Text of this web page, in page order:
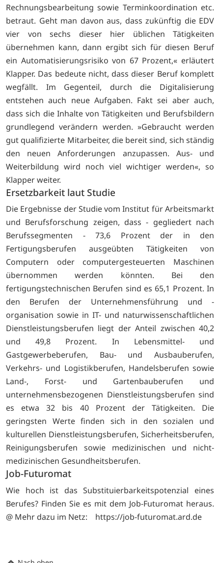
Rechnungsbearbeitung sowie Terminkoordination etc.
betraut. Geht man davon aus, dass zukünftig die EDV
vier von sechs dieser hier üblichen Tätigkeiten
übernehmen kann, dann ergibt sich für diesen Beruf
ein Automatisierungsrisiko von 67 Prozent,« erläutert
Klapper. Das bedeute nicht, dass dieser Beruf komplett
wegfällt. Im Gegenteil, durch die Digitalisierung
entstehen auch neue Aufgaben. Fakt sei aber auch,
dass sich die Inhalte von Tätigkeiten und Berufsbildern
grundlegend verändern werden. »Gebraucht werden
gut qualifizierte Mitarbeiter, die bereit sind, sich ständig
den neuen Anforderungen anzupassen. Aus- und
Weiterbildung wird noch viel wichtiger werden«, so
Klapper weiter.
Ersetzbarkeit laut Studie
Die Ergebnisse der Studie vom Institut für Arbeitsmarkt
und Berufsforschung zeigen, dass - gegliedert nach
Berufssegmenten - 73,6 Prozent der in den
Fertigungsberufen ausgeübten Tätigkeiten von
Computern oder computergesteuerten Maschinen
übernommen werden könnten. Bei den
fertigungstechnischen Berufen sind es 65,1 Prozent. In
den Berufen der Unternehmensführung und -
organisation sowie in IT- und naturwissenschaftlichen
Dienstleistungsberufen liegt der Anteil zwischen 40,2
und 49,8 Prozent. In Lebensmittel- und
Gastgewerbeberufen, Bau- und Ausbauberufen,
Verkehrs- und Logistikberufen, Handelsberufen sowie
Land-, Forst- und Gartenbauberufen und
unternehmensbezogenen Dienstleistungsberufen sind
es etwa 32 bis 40 Prozent der Tätigkeiten. Die
geringsten Werte finden sich in den sozialen und
kulturellen Dienstleistungsberufen, Sicherheitsberufen,
Reinigungsberufen sowie medizinischen und nicht-
medizinischen Gesundheitsberufen.
Job-Futuromat
Wie hoch ist das Substituierbarkeitspotenzial eines
Berufes? Finden Sie es mit dem Job-Futuromat heraus.
@ Mehr dazu im Netz: https://job-futuromat.ard.de